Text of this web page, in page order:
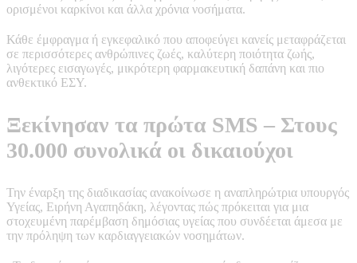
ορισμένοι καρκίνοι και άλλα χρόνια νοσήματα.
Κάθε έμφραγμα ή εγκεφαλικό που αποφεύγει κανείς μεταφράζεται
σε περισσότερες ανθρώπινες ζωές, καλύτερη ποιότητα ζωής,
λιγότερες εισαγωγές, μικρότερη φαρμακευτική δαπάνη και πιο
ανθεκτικό ΕΣΥ.
Ξεκίνησαν τα πρώτα SMS – Στους
30.000 συνολικά οι δικαιούχοι
Την έναρξη της διαδικασίας ανακοίνωσε η αναπληρώτρια υπουργός
Υγείας, Ειρήνη Αγαπηδάκη, λέγοντας πώς πρόκειται για μια
στοχευμένη παρέμβαση δημόσιας υγείας που συνδέεται άμεσα με
την πρόληψη των καρδιαγγειακών νοσημάτων.